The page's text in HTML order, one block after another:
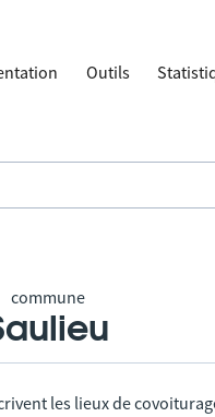
Outils
commune
les lieux de